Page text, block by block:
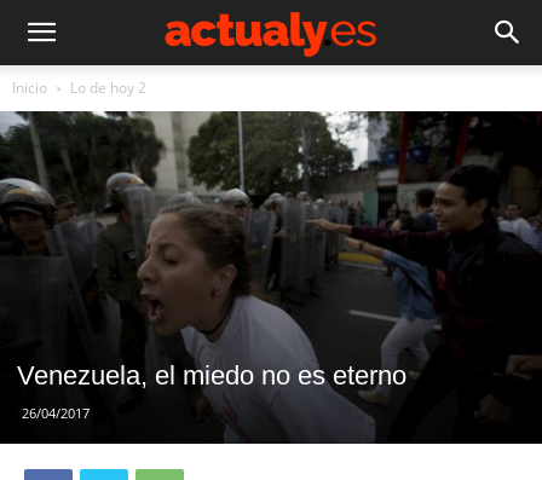
Inicio Lo de hoy 2
Venezuela, el miedo no es eterno
26/04/2017